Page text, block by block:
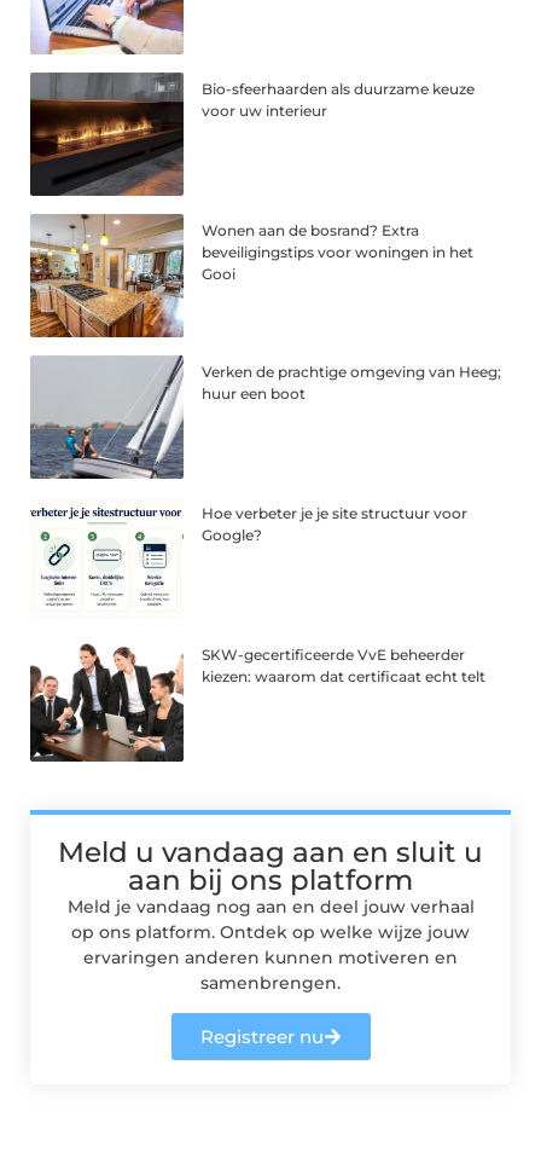
Bio-sfeerhaarden als duurzame keuze
voor uw interieur
Wonen aan de bosrand? Extra
beveiligingstips voor woningen in het
Gooi
Verken de prachtige omgeving van Heeg;
huur een boot
Hoe verbeter je je site structuur voor
Google?
SKW-gecertificeerde VvE beheerder
kiezen: waarom dat certificaat echt telt
Meld u vandaag aan en sluit u
aan bij ons platform
Meld je vandaag nog aan en deel jouw verhaal
op ons platform. Ontdek op welke wijze jouw
ervaringen anderen kunnen motiveren en
samenbrengen.
Registreer nu